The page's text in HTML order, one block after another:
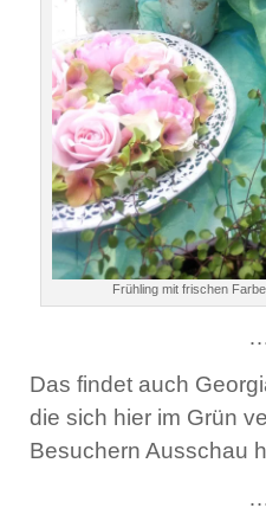
Frühling mit frischen
Das findet auch
die sich hier im Grün
Besuchern Ausschau